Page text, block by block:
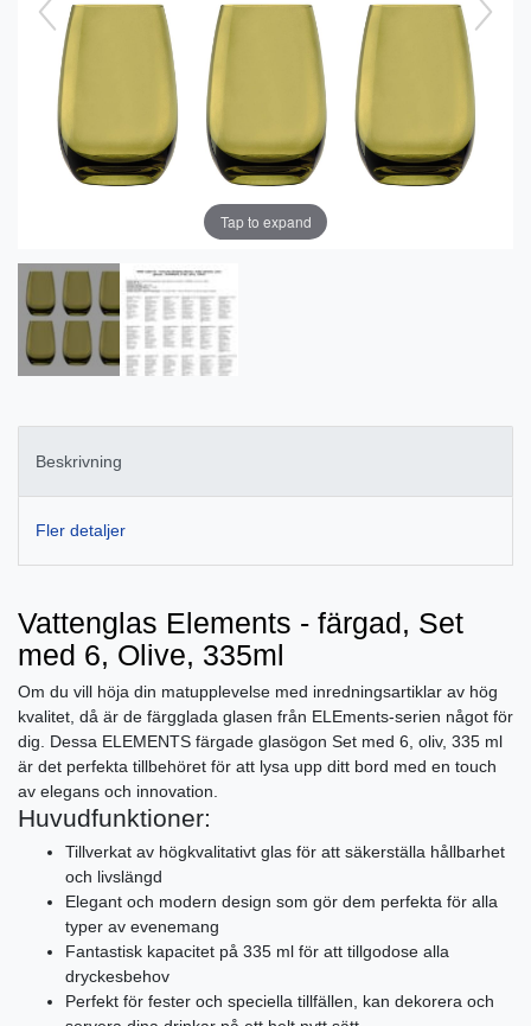
Tap to expand
Beskrivning
Fler detaljer
Vattenglas Elements - färgad, Set
med 6, Olive, 335ml
Om du vill höja din matupplevelse med inredningsartiklar av hög
kvalitet, då är de färgglada glasen från ELEments-serien något för
dig. Dessa ELEMENTS färgade glasögon Set med 6, oliv, 335 ml
är det perfekta tillbehöret för att lysa upp ditt bord med en touch
av elegans och innovation.
Huvudfunktioner:
Tillverkat av högkvalitativt glas för att säkerställa hållbarhet
och livslängd
Elegant och modern design som gör dem perfekta för alla
typer av evenemang
Fantastisk kapacitet på 335 ml för att tillgodose alla
dryckesbehov
Perfekt för fester och speciella tillfällen, kan dekorera och